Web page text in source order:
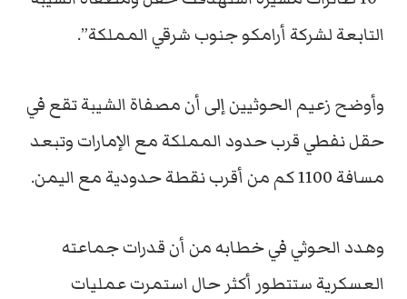
التابعة لشركة أرامكو جنوب شرقي المملكة”.
وأوضح زعيم الحوثيين إلى أن مصفاة الشيبة تقع في
حقل نفطي قرب حدود المملكة مع الإمارات وتبعد
مسافة 1100 كم من أقرب نقطة حدودية مع اليمن.
وهدد الحوثي في خطابه من أن قدرات جماعته
العسكرية ستتطور أكثر حال استمرت عمليات